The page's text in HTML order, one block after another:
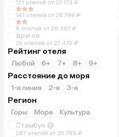
121 отелей от 27 173 ₽
141 отелей от 25 799 ₽
6 отелей от 29 387 ₽
другое
25 отелей от 27 479 ₽
Рейтинг отеля
Любой 6+ 7+ 8+ 9+
Расстояние до моря
1-я линия 2-я 3-я
Регион
Горы Море
Культура
Стамбул
287 отелей от 25 799 ₽